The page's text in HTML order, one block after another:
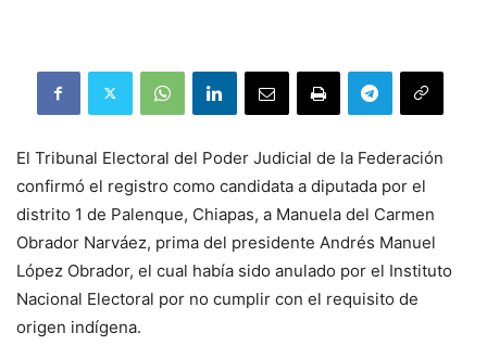
El Tribunal Electoral del Poder Judicial de la Federación
confirmó el registro como candidata a diputada por el
distrito 1 de Palenque, Chiapas, a Manuela del Carmen
Obrador Narváez, prima del presidente Andrés Manuel
López Obrador, el cual había sido anulado por el Instituto
Nacional Electoral por no cumplir con el requisito de
origen indígena.